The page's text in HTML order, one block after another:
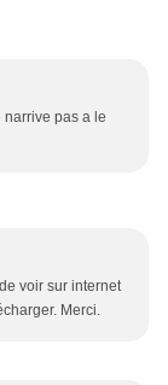
pas a le
voir sur internet
Merci.